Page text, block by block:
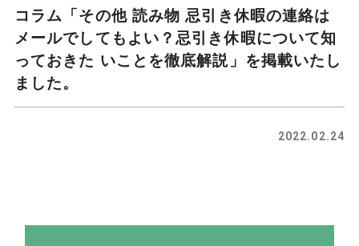
コラム「その他 読み物 忌引き休暇の連絡は
メールでしてもよい？忌引き休暇について知
っておきた いことを徹底解説」を掲載いたし
ました。
2022.02.24